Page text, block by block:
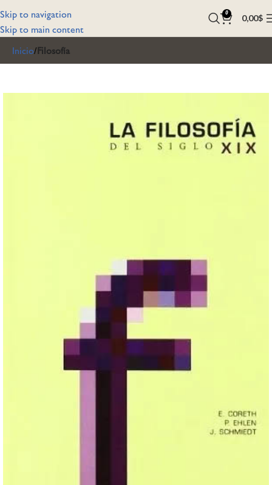
Skip to navigation
Skip to main content
0 0,00$
Inicio Filosofía